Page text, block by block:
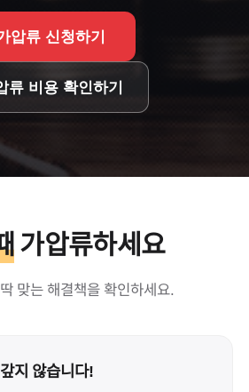
압류 신청하기
류 비용 확인하기
가압류하세요
맞는 해결책을 확인하세요.
지 않습니다!